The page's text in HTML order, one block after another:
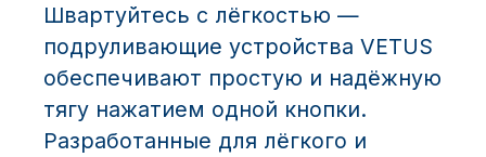
Швартуйтесь с лёгкостью —
подруливающие устройства VETUS
обеспечивают простую и надёжную
тягу нажатием одной кнопки.
Разработанные для лёгкого и